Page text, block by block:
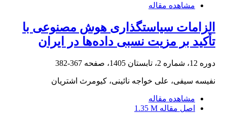
مشاهده مقاله
الزامات سیاستگذاری هوش مصنوعی با
تأکید بر مزیت نسبی داده‌ها در ایران
دوره 12، شماره 2، تابستان 1405، صفحه 367-382
نفیسه سیفی، علی خواجه نائینی، کیومرث اشتریان
مشاهده مقاله
اصل مقاله 1.35 M